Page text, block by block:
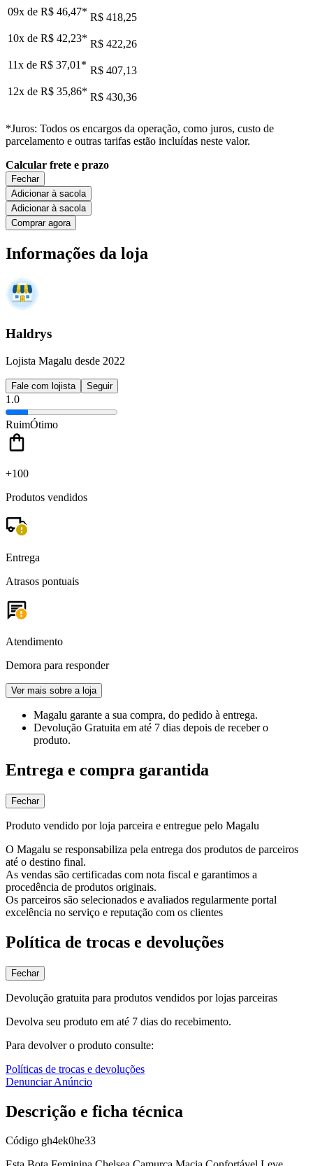
09x de R$ 46,47* R$ 418,25
10x de R$ 42,23* R$ 422,26
11x de R$ 37,01 * R$ 407,13
12x de R$ 35,86* R$ 430,36
*Juros: Todos os encargos da operação, como juros, custo de
parcelamento e outras tarifas estão incluídas neste valor.
Calcular frete e prazo
Fechar
Adicionar à sacola
Adicionar à sacola
Comprar agora
Informações da loja
Haldrys
Lojista Magalu desde 2022
Fale com lojista Seguir
1.0
RuimÓtimo
+100
Produtos vendidos
Entrega
Atrasos pontuais
Atendimento
Demora para responder
Ver mais sobre a loja
Magalu garante a sua compra, do pedido à entrega.
Devolução Gratuita em até 7 dias depois de receber o
produto.
Entrega e compra garantida
Fechar
Produto vendido por loja parceira e entregue pelo Magalu
O Magalu se responsabiliza pela entrega dos produtos de parceiros
até o destino final.
As vendas são certificadas com nota fiscal e garantimos a
procedência de produtos originais.
Os parceiros são selecionados e avaliados regularmente portal
excelência no serviço e reputação com os clientes
Política de trocas e devoluções
Fechar
Devolução gratuita para produtos vendidos por lojas parceiras
Devolva seu produto em até 7 dias do recebimento.
Para devolver o produto consulte:
Políticas de trocas e devoluções
Denunciar Anúncio
Descrição e ficha técnica
Código gh4ek0he33